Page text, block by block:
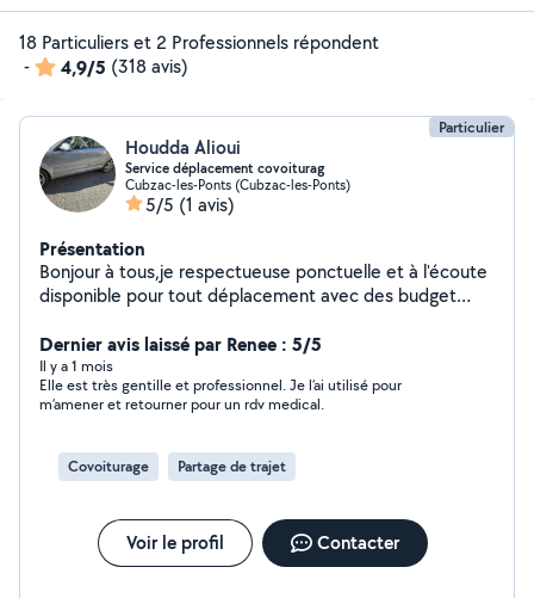
18 Particuliers et 2 Professionnels répondent
-
4,9/5 (318 avis)
Particulier
Houdda Alioui
Service déplacement covoiturag
Cubzac-les-Ponts (Cubzac-les-Ponts)
5/5 (1 avis)
Présentation
Bonjour à tous,je respectueuse ponctuelle et à l'écoute
disponible pour tout déplacement avec des budget
l'heure activité je peux aussi garder vos enfants ou vos
parents âgées pour vous soulager si besoin contacter
moi à tout moment pour plus d'informations je vous
répondrai avec un grand plaisir dans les plus brefs délais
Dernier avis laissé par Renee : 5/5
Il y a 1 mois
Elle est très gentille et professionnel. Je l’ai utilisé pour
m’amener et retourner pour un rdv medical.
Covoiturage Partage de trajet
Voir le profil Contacter